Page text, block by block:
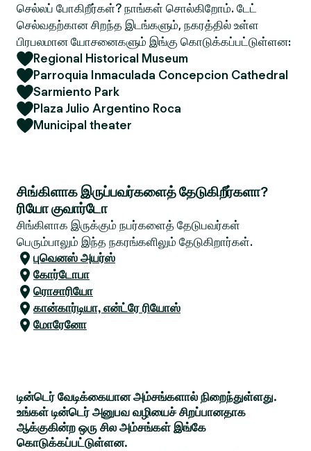
செல்லப் போகிறீர்கள்? நாங்கள் சொல்கிறோம். டேட்
செல்வதற்கான சிறந்த இடங்களும், நகரத்தில் உள்ள
பிரபலமான யோசனைகளும் இங்கு கொடுக்கப்பட்டுள்ளன:
Regional Historical Museum
Parroquia Inmaculada Concepcion Cathedral
Sarmiento Park
Plaza Julio Argentino Roca
Municipal theater
சிங்கிளாக இருப்பவர்களைத் தேடுகிறீர்களா?
ரியோ குவார்டோ
சிங்கிளாக இருக்கும் நபர்களைத் தேடுபவர்கள்
பெரும்பாலும் இந்த நகரங்களிலும் தேடுகிறார்கள்.
புவெனஸ் அயர்ஸ்
கோர்டோபா
ரொசாரியோ
கான்கார்டியா, என்ட்ரே ரியோஸ்
மோரேனோ
டின்டெர் வேடிக்கையான அம்சங்களால் நிறைந்துள்ளது.
உங்கள் டின்டெர் அனுபவ வழியைச் சிறப்பானதாக
ஆக்குகின்ற ஒரு சில அம்சங்கள் இங்கே
கொடுக்கப்பட்டுள்ளன.